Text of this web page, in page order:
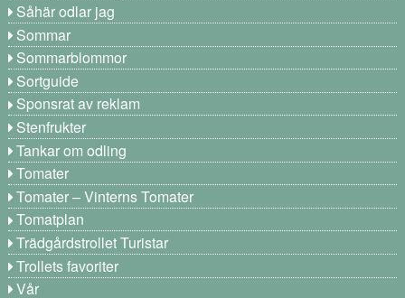
Såhär odlar jag
Sommar
Sommarblommor
Sortguide
Sponsrat av reklam
Stenfrukter
Tankar om odling
Tomater
Tomater – Vinterns Tomater
Tomatplan
Trädgårdstrollet Turistar
Trollets favoriter
Vår